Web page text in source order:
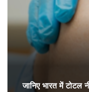
जानिए भारत में टोटल